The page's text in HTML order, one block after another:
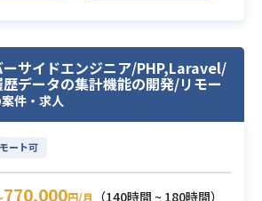
2週間スプリントでのアジャイル開
toB向けプロダクトの各種機能の
計／開発
の設計／開発
エンジニア視点での立案・企画に
開する企業にて
ーバーサイド開発業務を担当いた
きます。
ステムが複数あり、横断的にご担
Javaでの開発経験が3年以上ある方
基本設計、詳細設計経験3年以上あ
ーサイドエンジニア/PHP,Laravel/
歴データの集計機能の開発/リモー
件・求人
ート可
770,000円/月
（140時間 ~ 180時間）